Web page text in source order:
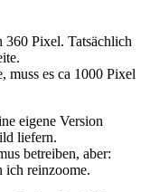
Pixel. Tatsächlich
muss es ca 1000 Pixel
eigene Version
liefern.
betreiben, aber:
ich reinzoome.